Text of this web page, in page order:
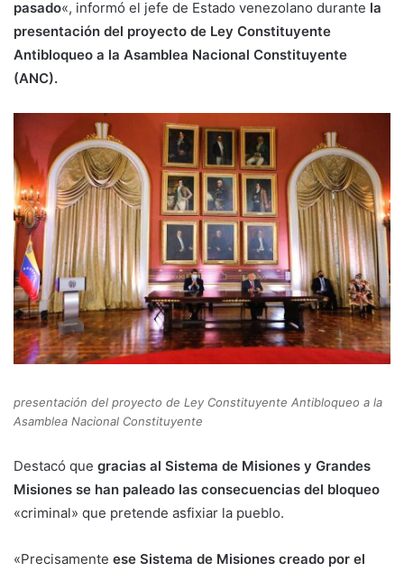
pasado«, informó el jefe de Estado venezolano durante la
presentación del proyecto de Ley Constituyente
Antibloqueo a la Asamblea Nacional Constituyente
(ANC).
presentación del proyecto de Ley Constituyente Antibloqueo a la
Asamblea Nacional Constituyente
Destacó que gracias al Sistema de Misiones y Grandes
Misiones se han paleado las consecuencias del bloqueo
«criminal» que pretende asfixiar la pueblo.
«Precisamente ese Sistema de Misiones creado por el